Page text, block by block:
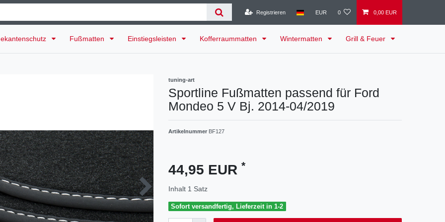
Registrieren EUR 0 0,00 EUR
Fußmatten Einstiegsleisten Kofferraummatten Wintermatten Grill & Feuer
tuning-art
Sportline Fußmatten passend für Ford
Mondeo 5 V Bj. 2014-04/2019
Artikelnummer BF127
44,95 EUR *
Inhalt 1 Satz
Sofort versandfertig, Lieferzeit in 1-2